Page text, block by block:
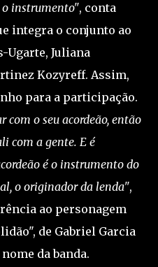
instrumento", conta
integra o conjunto ao
Ugarte, Juliana
Kozyreff. Assim,
para a participação.
com o seu acordeão, então
com a gente. E é
é o instrumento do
o originador da lenda",
ao personagem
de Gabriel Garcia
da banda.